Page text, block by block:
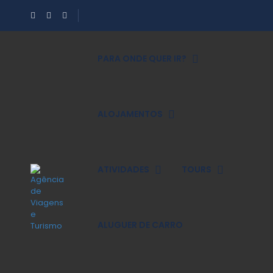
PARA ONDE QUER IR?
ALOJAMENTOS
ATIVIDADES TOURS
ALUGUER DE CARRO